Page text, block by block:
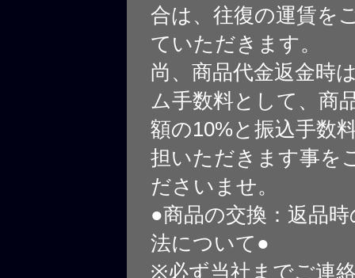
合は、往復の運賃を
ていただきます。
尚、商品代金返金時
ム手数料として、商
額の10%と振込手数
担いただきます事を
ださいませ。
●商品の交換：返品
法について●
※必ず当社までご連